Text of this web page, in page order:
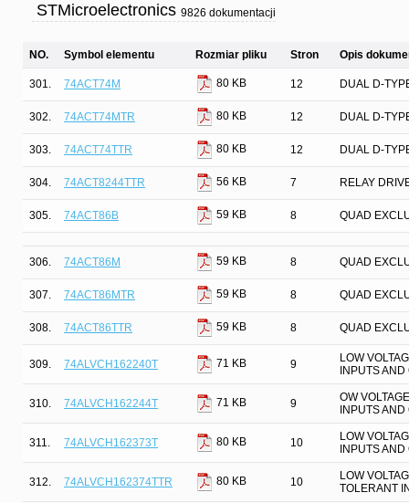
STMicroelectronics 9826 dokumentacji
NO. Symbol elementu Rozmiar pliku Stron Opis
301. 74ACT74M 80 KB 12 DUAL D-
302. 74ACT74MTR 80 KB 12 DUAL D-
303. 74ACT74TTR 80 KB 12 DUAL D-
304. 74ACT8244TTR 56 KB 7 RELAY
305. 74ACT86B 59 KB 8 QUAD
306. 74ACT86M 59 KB 8 QUAD
307. 74ACT86MTR 59 KB 8 QUAD
308. 74ACT86TTR 59 KB 8 QUAD
309. 74ALVCH162240T 71 KB 9
LOW
INPUTS
310. 74ALVCH162244T 71 KB 9
OW
INPUTS
311. 74ALVCH162373T 80 KB 10
LOW
INPUTS
312. 74ALVCH162374TTR 80 KB 10
LOW
TOLERANT